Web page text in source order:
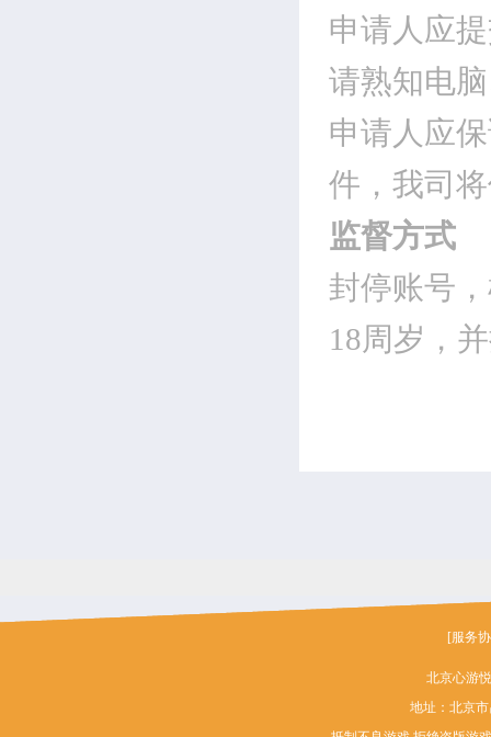
申请人应
请熟知电
申请人应
件，我司
监督方式
封停账号
18周岁，
[服务
北京心游
地址：北京